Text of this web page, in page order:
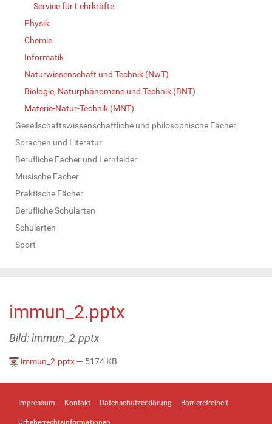
Service für Lehrkräfte
Physik
Chemie
Informatik
Naturwissenschaft und Technik (NwT)
Biologie, Naturphänomene und Technik (BNT)
Materie-Natur-Technik (MNT)
Gesellschaftswissenschaftliche und philosophische Fächer
Sprachen und Literatur
Berufliche Fächer und Lernfelder
Musische Fächer
Praktische Fächer
Berufliche Schularten
Schularten
Sport
immun_2.pptx
Bild: immun_2.pptx
immun_2.pptx— 5174 KB
Impressum Kontakt Datenschutzerklärung Barrierefreiheit
Urheberrechtsinformationen